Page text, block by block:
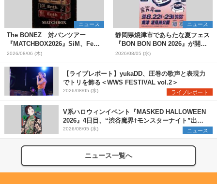
ニュース
The BONEZ 対バンツアー
『MATCHBOX2026』SiM、Fear,
and Loathing in Las Vegasら対
バンアーティストを一斉解禁
2026/08/06 (木)
ニュース
静岡県焼津市であらたな夏フェス
『BON BON BON 2026』が開
催 音楽ライブ×盆踊り×DJ×屋台
グルメ×ランタンナイトで彩る2日
間
2026/08/05 (水)
【ライブレポート】yukaDD、圧巻の歌声と表現力
でトリを飾る＜WWS FESTIVAL vol.2＞
2026/08/05 (水) ライブレポート
V系ハロウィンイベント『MASKED HALLOWEEN
2026』4日目、“渋谷魔界†モンスターナイト”出演6
組を発表
2026/08/05 (水) ニュース
ニュース一覧へ